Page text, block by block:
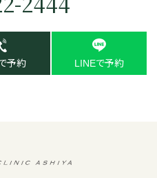
予約 LINEで予約